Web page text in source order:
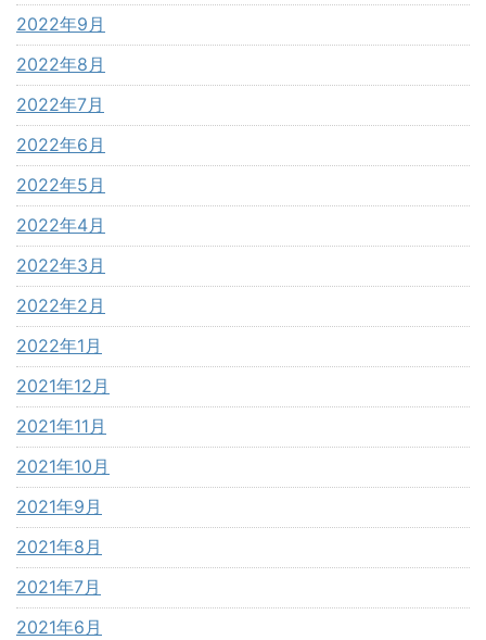
2022年9月
2022年8月
2022年7月
2022年6月
2022年5月
2022年4月
2022年3月
2022年2月
2022年1月
2021年12月
2021年11月
2021年10月
2021年9月
2021年8月
2021年7月
2021年6月